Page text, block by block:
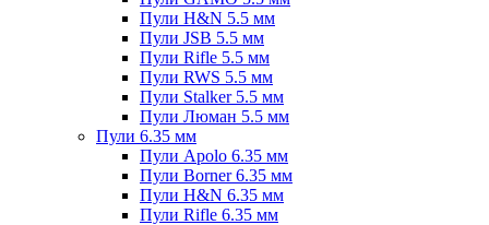
Пули H&N 5.5 мм
Пули JSB 5.5 мм
Пули Rifle 5.5 мм
Пули RWS 5.5 мм
Пули Stalker 5.5 мм
Пули Люман 5.5 мм
Пули 6.35 мм
Пули Apolo 6.35 мм
Пули Borner 6.35 мм
Пули H&N 6.35 мм
Пули Rifle 6.35 мм